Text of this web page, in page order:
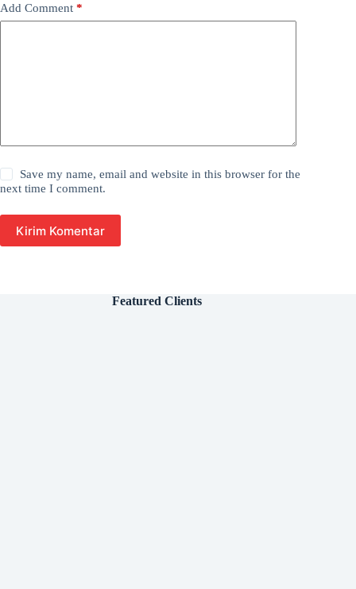
Add Comment *
Save my name, email and website in this browser for the
next time I comment.
Kirim Komentar
Featured Clients